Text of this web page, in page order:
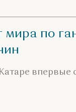
мира по
впервые